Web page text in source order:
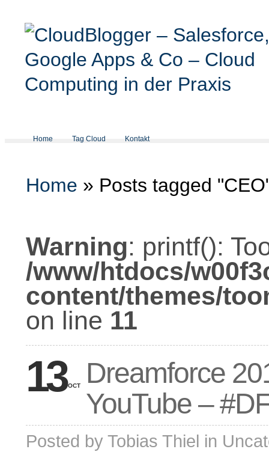
Home Tag Cloud Kontakt
Home » Posts tagged
Warning: printf():
/www/htdocs/
content/themes/
on line 11
13 OCT
Dreamforce
YouTube –
Posted by Tobias Thiel in